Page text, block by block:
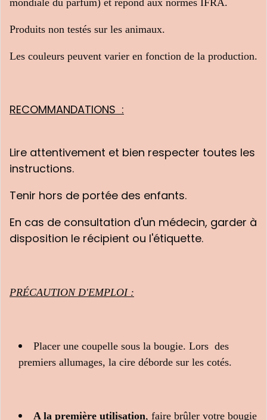
Produits non testés sur les animaux.
Les couleurs peuvent varier en fonction de la production.
RECOMMANDATIONS :
Lire attentivement et bien respecter toutes les
instructions.
Tenir hors de portée des enfants.
En cas de consultation d'un médecin, garder à
disposition le récipient ou l'étiquette.
PRÉCAUTION D'EMPLOI :
Placer une coupelle sous la bougie. Lors des
premiers allumages, la cire déborde sur les cotés.
A la première utilisation, faire brûler votre bougie